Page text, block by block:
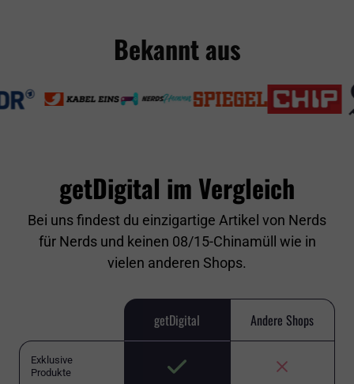
Bekannt aus
getDigital im Vergleich
Bei uns findest du einzigartige Artikel von Nerds
für Nerds und keinen 08/15-Chinamüll wie in
vielen anderen Shops.
getDigital Andere Shops
Exklusive
Produkte